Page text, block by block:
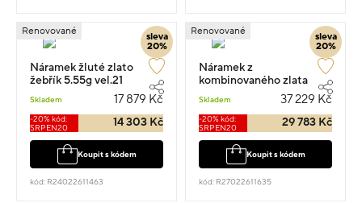
sleva
20%
Renovované
Náramek žluté zlato
žebřík 5.55g vel.21
Skladem 17 879 Kč
-20% kód:
SRPEN20
14 303 Kč
Koupit s kódem
kód: R24022611463
sleva
20%
Renovované
Náramek z
kombinovaného zlata
Skladem 37 229 Kč
-20% kód:
SRPEN20
29 783 Kč
Koupit s kódem
kód: R27022611635